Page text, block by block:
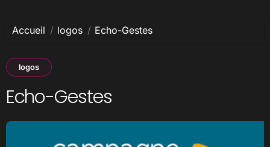
Accueil logos Echo-Gestes
logos
Echo-Gestes